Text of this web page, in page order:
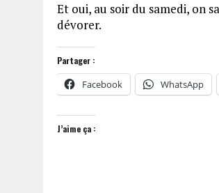
Et oui, au soir du samedi, on
dévorer.
Partager :
Facebook WhatsApp
J’aime ça :